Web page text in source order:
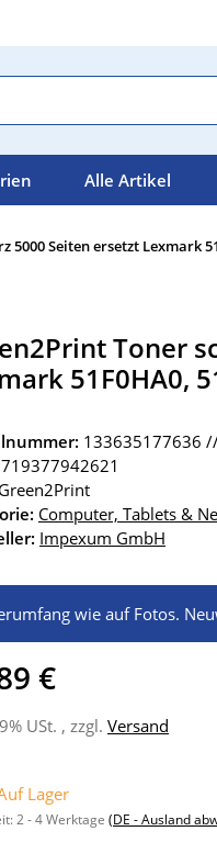
Alle Artikel
5000 Seiten ersetzt Lexmark
Toner
51F0HA0,
133635177636
719377942621
Green2Print
Computer, Tablets &
Impexum GmbH
wie auf Fotos.
€
USt. , zzgl. Versand
Lager
2 - 4 Werktage (DE - Ausland